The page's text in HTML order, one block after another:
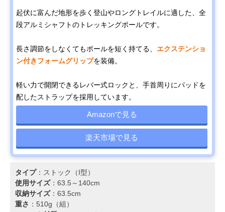
起伏に富んだ地形を歩く登山やロングトレイルに適した、全
段アルミシャフトのトレッキングポールです。
長さ調節をしなくてもポールを短く持てる、 エクステンショ
ン付きフォームグリップを装備。
軽い力で開閉できるレバー式ロックと、手首周りにパッドを
配したストラップを採用しています。
Amazonで見る
楽天市場で見る
タイプ：ストック（I型）
使用サイズ：63.5～140cm
収納サイズ：63.5cm
重さ ：510g（組）